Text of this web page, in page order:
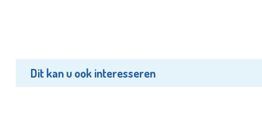
Dit kan u ook interesseren